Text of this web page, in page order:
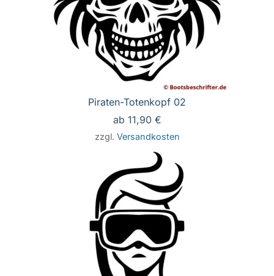
Piraten-Totenkopf 02
ab 11,90 €
zzgl. Versandkosten